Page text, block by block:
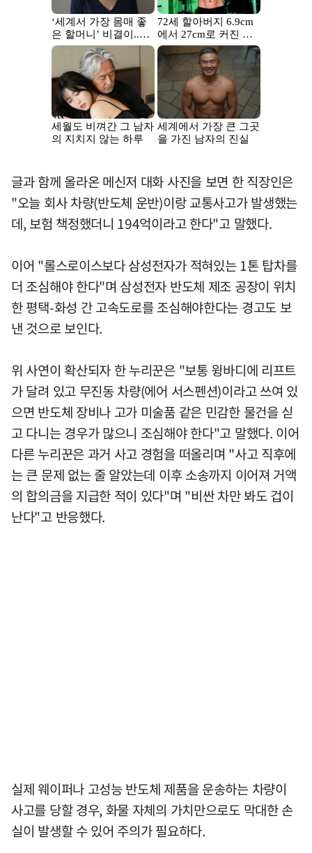
글과 함께 올라온 메신저 대화 사진을 보면 한 직장인은
"오늘 회사 차량(반도체 운반)이랑 교통사고가 발생했는
데, 보험 책정했더니 194억이라고 한다"고 말했다.
이어 "롤스로이스보다 삼성전자가 적혀있는 1톤 탑차를
더 조심해야 한다"며 삼성전자 반도체 제조 공장이 위치
한 평택-화성 간 고속도로를 조심해야한다는 경고도 보
낸 것으로 보인다.
위 사연이 확산되자 한 누리꾼은 "보통 윙바디에 리프트
가 달려 있고 무진동 차량(에어 서스펜션)이라고 쓰여 있
으면 반도체 장비나 고가 미술품 같은 민감한 물건을 싣
고 다니는 경우가 많으니 조심해야 한다"고 말했다. 이어
다른 누리꾼은 과거 사고 경험을 떠올리며 "사고 직후에
는 큰 문제 없는 줄 알았는데 이후 소송까지 이어져 거액
의 합의금을 지급한 적이 있다"며 "비싼 차만 봐도 겁이
난다"고 반응했다.
실제 웨이퍼나 고성능 반도체 제품을 운송하는 차량이
사고를 당할 경우, 화물 자체의 가치만으로도 막대한 손
실이 발생할 수 있어 주의가 필요하다.